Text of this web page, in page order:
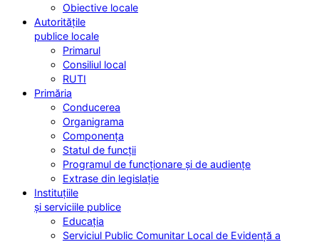
Obiective locale
Autoritățile
publice locale
Primarul
Consiliul local
RUTI
Primăria
Conducerea
Organigrama
Componența
Statul de funcții
Programul de funcționare și de audiențe
Extrase din legislație
Instituțiile
și serviciile publice
Educația
Serviciul Public Comunitar Local de Evidență a